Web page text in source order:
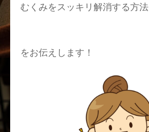
むくみをスッキリ解消する方法
をお伝えします！